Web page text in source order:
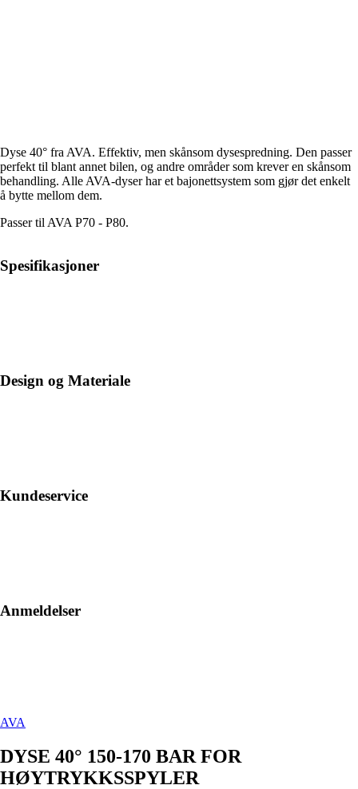
Dyse 40° fra AVA. Effektiv, men skånsom dysespredning. Den passer
perfekt til blant annet bilen, og andre områder som krever en skånsom
behandling. Alle AVA-dyser har et bajonettsystem som gjør det enkelt
å bytte mellom dem.
Passer til AVA P70 - P80.
Spesifikasjoner
Design og Materiale
Kundeservice
Anmeldelser
AVA
DYSE 40° 150-170 BAR FOR
HØYTRYKKSSPYLER